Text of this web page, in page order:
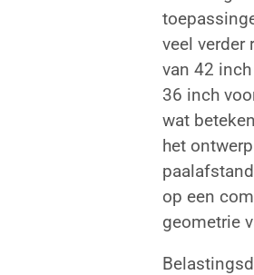
veel verder
van 42
36 inch
wat
het
op een
geometrie